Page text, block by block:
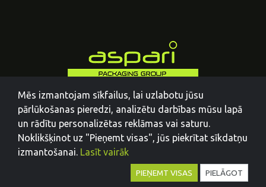
Mēs izmantojam sīkfailus, lai uzlabotu jūsu
pārlūkošanas pieredzi, analizētu darbības mūsu lapā
un rādītu personalizētas reklāmas vai saturu.
Noklikšķinot uz "Pieņemt visas", jūs piekrītat sīkdatņu
izmantošanai. Lasīt vairāk
PIEŅEMT VISAS PIELĀGOT